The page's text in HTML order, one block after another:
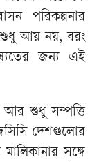
পরিকল্পনার
শুধু আয় নয়, বরং
জন্য এই
আর শুধু সম্পত্তি
দেশগুলোর
সঙ্গে